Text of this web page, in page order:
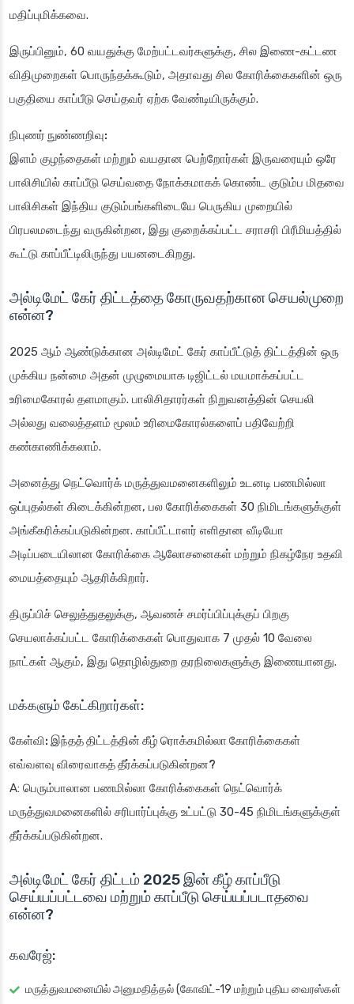
மதிப்புமிக்கவை.
இருப்பினும், 60 வயதுக்கு மேற்பட்டவர்களுக்கு, சில இணை-கட்டண
விதிமுறைகள் பொருந்தக்கூடும், அதாவது சில கோரிக்கைகளின் ஒரு
பகுதியை காப்பீடு செய்தவர் ஏற்க வேண்டியிருக்கும்.
நிபுணர் நுண்ணறிவு:
இளம் குழந்தைகள் மற்றும் வயதான பெற்றோர்கள் இருவரையும் ஒரே
பாலிசியில் காப்பீடு செய்வதை நோக்கமாகக் கொண்ட குடும்ப மிதவை
பாலிசிகள் இந்திய குடும்பங்களிடையே பெருகிய முறையில்
பிரபலமடைந்து வருகின்றன, இது குறைக்கப்பட்ட சராசரி பிரீமியத்தில்
கூட்டு காப்பீட்டிலிருந்து பயனடைகிறது.
அல்டிமேட் கேர் திட்டத்தை கோருவதற்கான செயல்முறை
என்ன?
2025 ஆம் ஆண்டுக்கான அல்டிமேட் கேர் காப்பீட்டுத் திட்டத்தின் ஒரு
முக்கிய நன்மை அதன் முழுமையாக டிஜிட்டல் மயமாக்கப்பட்ட
உரிமைகோரல் தளமாகும். பாலிசிதாரர்கள் நிறுவனத்தின் செயலி
அல்லது வலைத்தளம் மூலம் உரிமைகோரல்களைப் பதிவேற்றி
கண்காணிக்கலாம்.
அனைத்து நெட்வொர்க் மருத்துவமனைகளிலும் உடனடி பணமில்லா
ஒப்புதல்கள் கிடைக்கின்றன, பல கோரிக்கைகள் 30 நிமிடங்களுக்குள்
அங்கீகரிக்கப்படுகின்றன. காப்பீட்டாளர் எளிதான வீடியோ
அடிப்படையிலான கோரிக்கை ஆலோசனைகள் மற்றும் நிகழ்நேர உதவி
மையத்தையும் ஆதரிக்கிறார்.
திருப்பிச் செலுத்துதலுக்கு, ஆவணச் சமர்ப்பிப்புக்குப் பிறகு
செயலாக்கப்பட்ட கோரிக்கைகள் பொதுவாக 7 முதல் 10 வேலை
நாட்கள் ஆகும், இது தொழில்துறை தரநிலைகளுக்கு இணையானது.
மக்களும் கேட்கிறார்கள்:
கேள்வி: இந்தத் திட்டத்தின் கீழ் ரொக்கமில்லா கோரிக்கைகள்
எவ்வளவு விரைவாகத் தீர்க்கப்படுகின்றன?
A: பெரும்பாலான பணமில்லா கோரிக்கைகள் நெட்வொர்க்
மருத்துவமனைகளில் சரிபார்ப்புக்கு உட்பட்டு 30-45 நிமிடங்களுக்குள்
தீர்க்கப்படுகின்றன.
அல்டிமேட் கேர் திட்டம் 2025 இன் கீழ் காப்பீடு
செய்யப்பட்டவை மற்றும் காப்பீடு செய்யப்படாதவை
என்ன?
கவரேஜ்:
மருத்துவமனையில் அனுமதித்தல் (கோவிட்-19 மற்றும் புதிய வைரஸ்கள்